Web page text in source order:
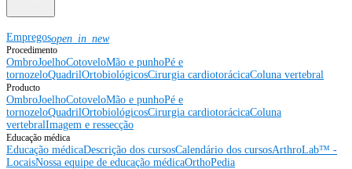
Empregosopen_in_new
Procedimento
OmbroJoelhoCotoveloMão e punhoPé e
tornozeloQuadrilOrtobiológicosCirurgia cardiotorácicaColuna vertebral
Producto
OmbroJoelhoCotoveloMão e punhoPé e
tornozeloQuadrilOrtobiológicosCirurgia cardiotorácicaColuna
vertebralImagem e ressecção
Educação médica
Educação médicaDescrição dos cursosCalendário dos cursosArthroLab™ -
LocaisNossa equipe de educação médicaOrthoPedia